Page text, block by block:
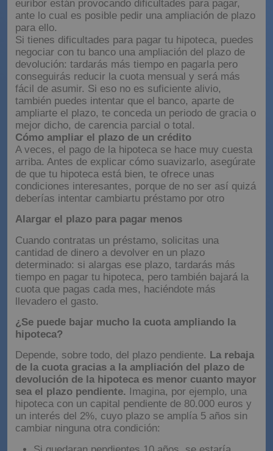
Las subidas en las cuotas hipotecarias a causa del
euribor están provocando dificultades para pagar,
ante lo cual es posible pedir una ampliación de plazo
para ello.
Si tienes dificultades para pagar tu hipoteca, puedes
negociar con tu banco una ampliación del plazo de
devolución: tardarás más tiempo en pagarla pero
conseguirás reducir la cuota mensual y será más
fácil de asumir. Si eso no es suficiente alivio,
también puedes intentar que el banco, aparte de
ampliarte el plazo, te conceda un periodo de gracia o
mejor dicho, de carencia parcial o total.
Cómo ampliar el plazo de un crédito
A veces, el pago de la hipoteca se hace muy cuesta
arriba. Antes de explicar cómo suavizarlo, asegúrate
de que tu hipoteca está bien, te ofrece unas
condiciones interesantes, porque de no ser así quizá
deberías intentar cambiartu préstamo por otro
Alargar el plazo para pagar menos
Cuando contratas un préstamo, solicitas una
cantidad de dinero a devolver en un plazo
determinado: si alargas ese plazo, tardarás más
tiempo en pagar tu hipoteca, pero también bajará la
cuota que pagas cada mes, haciéndote más
llevadero el gasto.
¿Se puede bajar mucho la cuota ampliando la
hipoteca?
Depende, sobre todo, del plazo pendiente.La rebaja
de la cuota gracias a la ampliación del plazo de
devolución de la hipoteca es menor cuanto mayor
sea el plazo pendiente.Imagina, por ejemplo, una
hipoteca con un capital pendiente de 80.000 euros y
un interés del 2%, cuyo plazo se amplía 5 años sin
cambiar ninguna otra condición: